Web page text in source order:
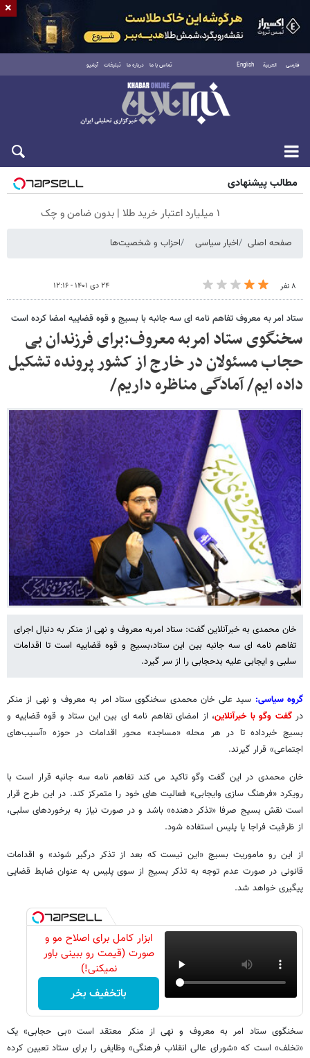
فارسی العربية English تماس با ما درباره ما تبلیغات آرشیو
جمعه ۱۶ مرداد ۱۴۰۵
مطالب پیشنهادی
۱ میلیارد اعتبار خرید طلا | بدون ضامن و چک
صفحه اصلی اخبار سیاسی احزاب و شخصیت‌ها
۸ نفر ۲۴ دی ۱۴۰۱ - ۱۲:۱۶
ستاد امر به معروف تفاهم نامه ای سه جانبه با بسیج و قوه قضاییه امضا کرده است
سخنگوی ستاد امربه معروف:برای فرزندان بی
حجاب مسئولان در خارج از کشور پرونده تشکیل
داده ایم/ آمادگی مناظره داریم/
خان محمدی به خبرآنلاین گفت: ستاد امربه معروف و نهی از منکر به دنبال اجرای
تفاهم نامه ای سه جانبه بین این ستاد،بسیج و قوه قضاییه است تا اقدامات
سلبی و ایجابی علیه بدحجابی را از سر گیرد.
گروه سیاسی: سید علی خان محمدی سخنگوی ستاد امر به معروف و نهی از منکر
در گفت وگو باخبرآنلاین، از امضای تفاهم نامه ای بین این ستاد و قوه قضاییه و
بسیج خبرداده تا در هر محله «مساجد» محور اقدامات در حوزه «آسیب‌های
اجتماعی» قرار گیرند.
خان محمدی در این گفت وگو تاکید می کند تفاهم نامه سه جانبه قرار است با
رویکرد «فرهنگ سازی وایجابی» فعالیت های خود را متمرکز کند. در این طرح قرار
است نقش بسیج صرفا «تذکر دهنده» باشد و در صورت نیاز به برخوردهای سلبی،
از ظرفیت فراجا یا پلیس استفاده شود.
از این رو ماموریت بسیج «این نیست که بعد از تذکر درگیر شوند» و اقدامات
قانونی در صورت عدم توجه به تذکر بسیج از سوی پلیس به عنوان ضابط قضایی
پیگیری خواهد شد.
ابزار کامل برای اصلاح مو و
صورت (قیمت رو ببینی باور
نمیکنی!)
باتخفیف بخر
سخنگوی ستاد امر به معروف و نهی از منکر معتقد است «بی حجابی» یک
«تخلف» است که «شورای عالی انقلاب فرهنگی» وظایفی را برای ستاد تعیین کرده
×